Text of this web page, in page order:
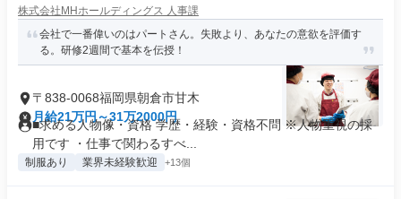
株式会社MHホールディングス 人事課
会社で一番偉いのはパートさん。失敗より、あなたの意欲を評価す
る。研修2週間で基本を伝授！
〒838-0068福岡県朝倉市甘木
月給21万円～31万2000円
■求める人物像・資格 学歴・経験・資格不問 ※人物重視の採
用です ・仕事で関わるすべ...
制服あり 業界未経験歓迎 +13個